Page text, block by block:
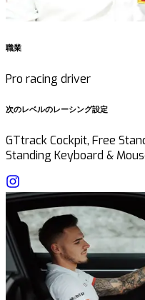
職業
Pro racing driver
次のレベルのレーシング設定
GTtrack Cockpit, Free
Standing Keyboard &